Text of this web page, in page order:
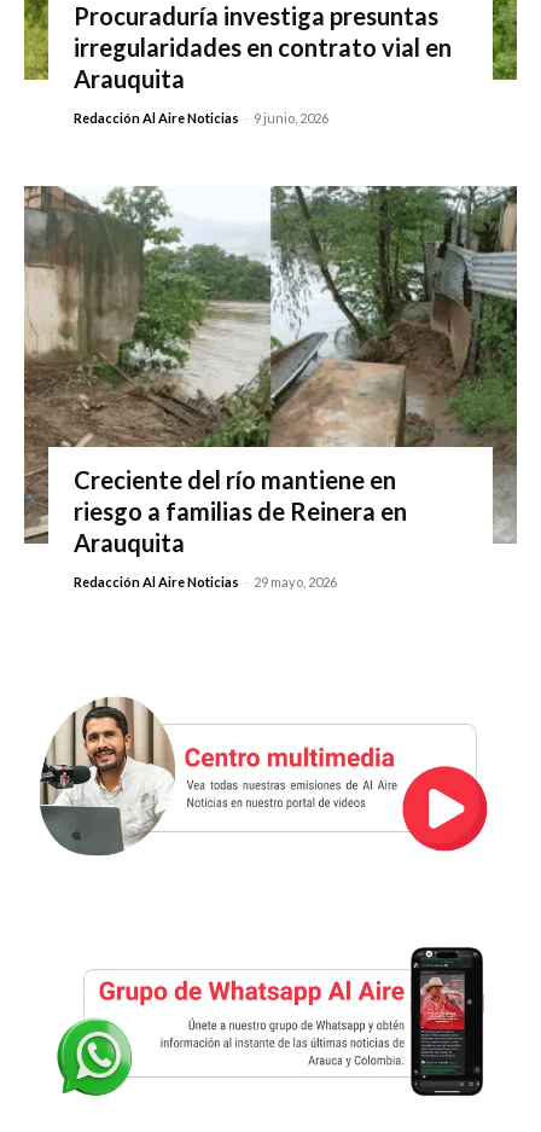
Procuraduría investiga presuntas
irregularidades en contrato vial en
Arauquita
Redacción Al Aire Noticias - 9 junio, 2026
Creciente del río mantiene en
riesgo a familias de Reinera en
Arauquita
Redacción Al Aire Noticias - 29 mayo, 2026